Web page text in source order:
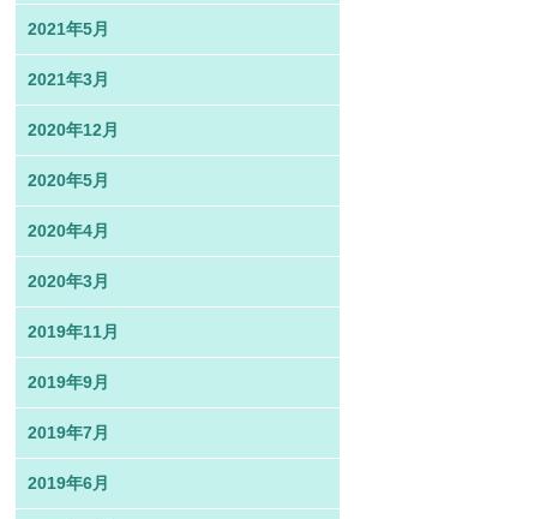
2021年5月
2021年3月
2020年12月
2020年5月
2020年4月
2020年3月
2019年11月
2019年9月
2019年7月
2019年6月